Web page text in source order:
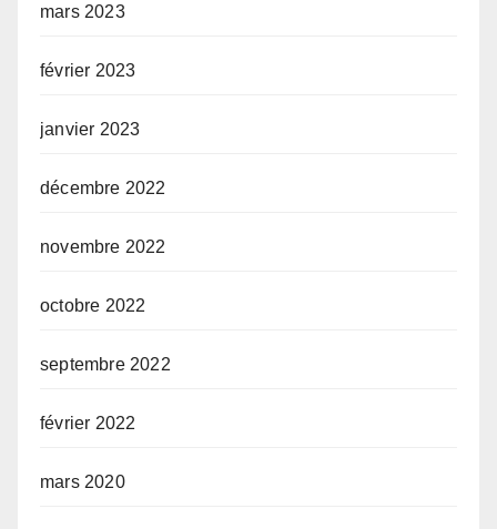
mars 2023
février 2023
janvier 2023
décembre 2022
novembre 2022
octobre 2022
septembre 2022
février 2022
mars 2020